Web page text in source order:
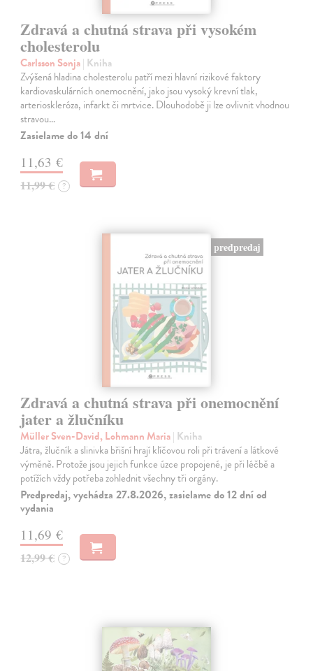
Zdravá a chutná strava při vysokém
cholesterolu
Carlsson Sonja| Kniha
Zvýšená hladina cholesterolu patří mezi hlavní rizikové faktory
kardiovaskulárních onemocnění, jako jsou vysoký krevní tlak,
arterioskleróza, infarkt či mrtvice. Dlouhodobě ji lze ovlivnit vhodnou
stravou…
Zasielame do 14 dní
11,63 €
11,99 € ?
predpredaj
Zdravá a chutná strava při onemocnění
jater a žlučníku
Müller Sven-David, Lohmann Maria| Kniha
Játra, žlučník a slinivka břišní hrají klíčovou roli při trávení a látkové
výměně. Protože jsou jejich funkce úzce propojené, je při léčbě a
potížích vždy potřeba zohlednit všechny tři orgány.
Predpredaj, vychádza 27.8.2026, zasielame do 12 dní od
vydania
11,69 €
12,99 € ?